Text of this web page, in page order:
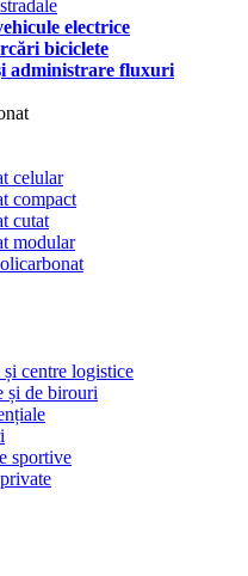
electrice
biciclete
administrare fluxuri
celular
compact
cutat
modular
centre logistice
și de birouri
sportive